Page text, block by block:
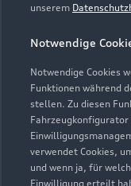
unserem
Notwendige
Notwendige Cookies
Funktionen während
stellen. Zu diesen
Fahrzeugkonfigurator
verwendet Cookies,
und wenn ja, für
Einwilligung erteilt
Zur Inspektion